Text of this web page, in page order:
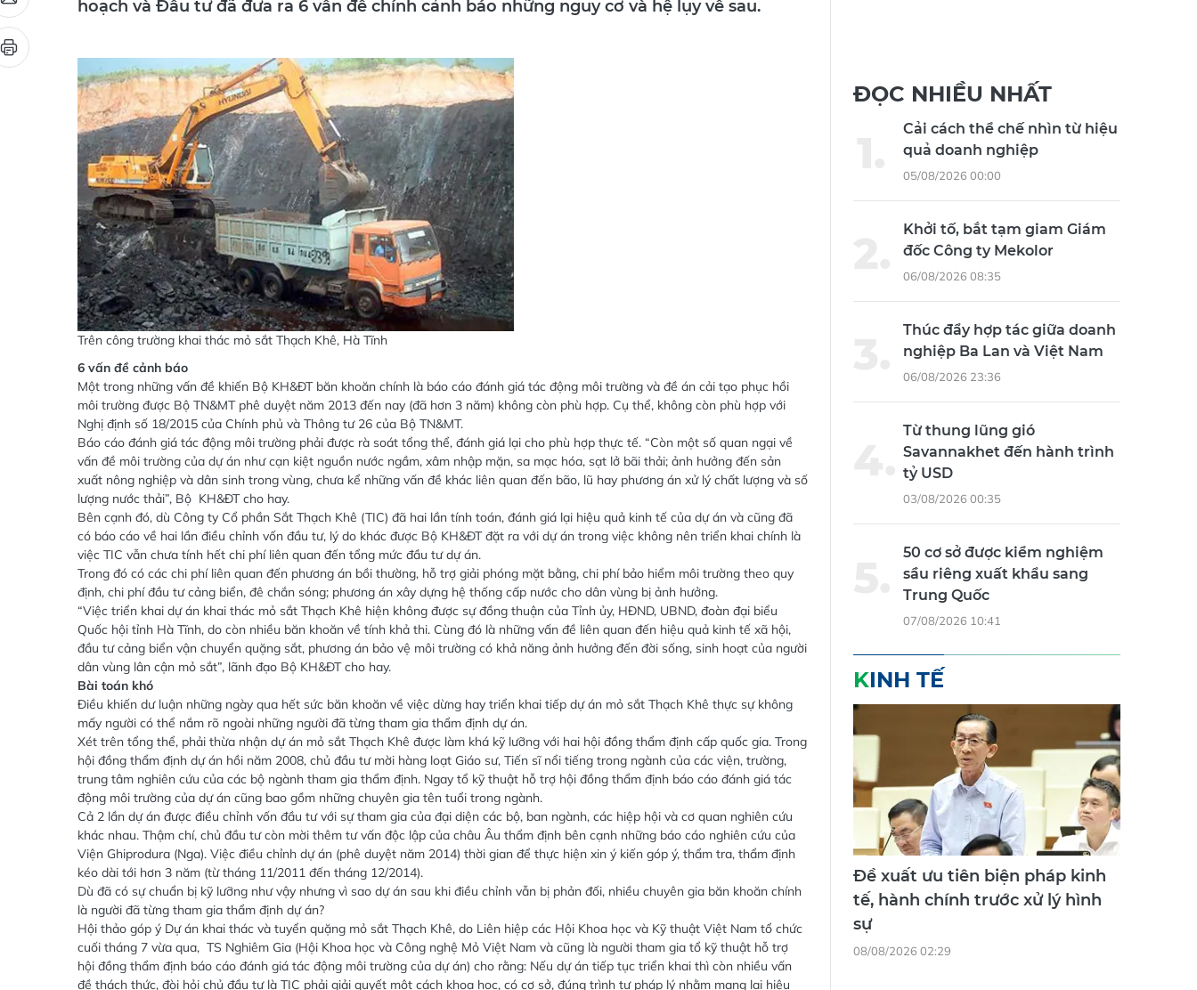
hoạch và Đầu tư đã đưa ra 6 vấn đề chính cảnh báo những nguy cơ và hệ lụy về sau.
Trên công trường khai thác mỏ sắt Thạch Khê, Hà Tĩnh
6 vấn đề cảnh báo
Một trong những vấn đề khiến Bộ KH&ĐT băn khoăn chính là báo cáo đánh giá tác động môi trường và đề án cải tạo phục hồi
môi trường được Bộ TN&MT phê duyệt năm 2013 đến nay (đã hơn 3 năm) không còn phù hợp. Cụ thể, không còn phù hợp với
Nghị định số 18/2015 của Chính phủ và Thông tư 26 của Bộ TN&MT.
Báo cáo đánh giá tác động môi trường phải được rà soát tổng thể, đánh giá lại cho phù hợp thực tế. “Còn một số quan ngại về
vấn đề môi trường của dự án như cạn kiệt nguồn nước ngầm, xâm nhập mặn, sa mạc hóa, sạt lở bãi thải; ảnh hưởng đến sản
xuất nông nghiệp và dân sinh trong vùng, chưa kể những vấn đề khác liên quan đến bão, lũ hay phương án xử lý chất lượng và số
lượng nước thải”, Bộ KH&ĐT cho hay.
Bên cạnh đó, dù Công ty Cổ phần Sắt Thạch Khê (TIC) đã hai lần tính toán, đánh giá lại hiệu quả kinh tế của dự án và cũng đã
có báo cáo về hai lần điều chỉnh vốn đầu tư, lý do khác được Bộ KH&ĐT đặt ra với dự án trong việc không nên triển khai chính là
việc TIC vẫn chưa tính hết chi phí liên quan đến tổng mức đầu tư dự án.
Trong đó có các chi phí liên quan đến phương án bồi thường, hỗ trợ giải phóng mặt bằng, chi phí bảo hiểm môi trường theo quy
định, chi phí đầu tư cảng biển, đê chắn sóng; phương án xây dựng hệ thống cấp nước cho dân vùng bị ảnh hưởng.
“Việc triển khai dự án khai thác mỏ sắt Thạch Khê hiện không được sự đồng thuận của Tỉnh ủy, HĐND, UBND, đoàn đại biểu
Quốc hội tỉnh Hà Tĩnh, do còn nhiều băn khoăn về tính khả thi. Cùng đó là những vấn đề liên quan đến hiệu quả kinh tế xã hội,
đầu tư cảng biển vận chuyển quặng sắt, phương án bảo vệ môi trường có khả năng ảnh hưởng đến đời sống, sinh hoạt của người
dân vùng lân cận mỏ sắt”, lãnh đạo Bộ KH&ĐT cho hay.
Bài toán khó
Điều khiến dư luận những ngày qua hết sức băn khoăn về việc dừng hay triển khai tiếp dự án mỏ sắt Thạch Khê thực sự không
mấy người có thể nắm rõ ngoài những người đã từng tham gia thẩm định dự án.
Xét trên tổng thể, phải thừa nhận dự án mỏ sắt Thạch Khê được làm khá kỹ lưỡng với hai hội đồng thẩm định cấp quốc gia. Trong
hội đồng thẩm định dự án hồi năm 2008, chủ đầu tư mời hàng loạt Giáo sư, Tiến sĩ nổi tiếng trong ngành của các viện, trường,
trung tâm nghiên cứu của các bộ ngành tham gia thẩm định. Ngay tổ kỹ thuật hỗ trợ hội đồng thẩm định báo cáo đánh giá tác
động môi trường của dự án cũng bao gồm những chuyên gia tên tuổi trong ngành.
Cả 2 lần dự án được điều chỉnh vốn đầu tư với sự tham gia của đại diện các bộ, ban ngành, các hiệp hội và cơ quan nghiên cứu
khác nhau. Thậm chí, chủ đầu tư còn mời thêm tư vấn độc lập của châu Âu thẩm định bên cạnh những báo cáo nghiên cứu của
Viện Ghiprodura (Nga). Việc điều chỉnh dự án (phê duyệt năm 2014) thời gian để thực hiện xin ý kiến góp ý, thẩm tra, thẩm định
kéo dài tới hơn 3 năm (từ tháng 11/2011 đến tháng 12/2014).
Dù đã có sự chuẩn bị kỹ lưỡng như vậy nhưng vì sao dự án sau khi điều chỉnh vẫn bị phản đối, nhiều chuyên gia băn khoăn chính
là người đã từng tham gia thẩm định dự án?
Hội thảo góp ý Dự án khai thác và tuyển quặng mỏ sắt Thạch Khê, do Liên hiệp các Hội Khoa học và Kỹ thuật Việt Nam tổ chức
cuối tháng 7 vừa qua, TS Nghiêm Gia (Hội Khoa học và Công nghệ Mỏ Việt Nam và cũng là người tham gia tổ kỹ thuật hỗ trợ
hội đồng thẩm định báo cáo đánh giá tác động môi trường của dự án) cho rằng: Nếu dự án tiếp tục triển khai thì còn nhiều vấn
đề thách thức, đòi hỏi chủ đầu tư là TIC phải giải quyết một cách khoa học, có cơ sở, đúng trình tự pháp lý nhằm mang lại hiệu
ĐỌC NHIỀU NHẤT
Cải cách thể chế nhìn từ hiệu
quả doanh nghiệp
05/08/2026 00:00
Khởi tố, bắt tạm giam Giám
đốc Công ty Mekolor
06/08/2026 08:35
Thúc đẩy hợp tác giữa doanh
nghiệp Ba Lan và Việt Nam
06/08/2026 23:36
Từ thung lũng gió
Savannakhet đến hành trình
tỷ USD
03/08/2026 00:35
50 cơ sở được kiểm nghiệm
sầu riêng xuất khẩu sang
Trung Quốc
07/08/2026 10:41
KINH TẾ
Đề xuất ưu tiên biện pháp kinh
tế, hành chính trước xử lý hình
sự
08/08/2026 02:29